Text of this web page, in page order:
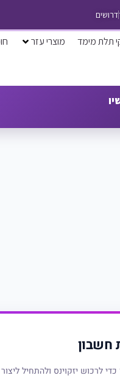
דרושים
תלת מימד מוצרי עזר
חשבון
לרכוש יזקוינס ולהתחיל